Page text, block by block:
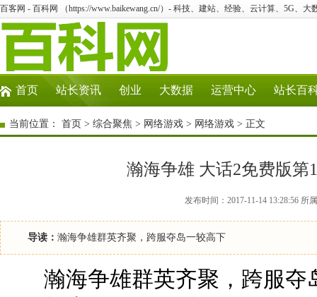
百客网 - 百科网 （https://www.baikewang.cn/）- 科技、建站、经验、云计算、5G、大
首页 站长资讯 创业 大数据 运营中心 站长百
当前位置： 首页 > 综合聚焦 > 网络游戏 > 网络游戏 > 正文
瀚海争雄 大话2免费版第
发布时间：2017-11-14 13:28:56
导读： 瀚海争雄群英齐聚，跨服夺岛一较高下
瀚海争雄群英齐聚，跨服夺